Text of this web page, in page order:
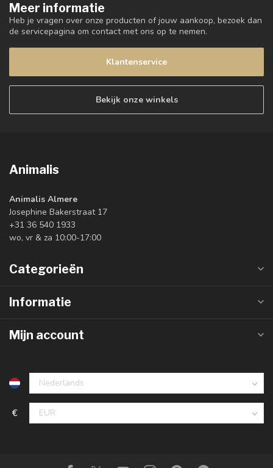
Meer informatie
Heb je vragen over onze producten of jouw aankoop, bezoek dan
de servicepagina om contact met ons op te nemen.
Klantenservice
Bekijk onze winkels
Animalis
Animalis Almere
Josephine Bakerstraat 17
+31 36 540 1933
wo, vr & za 10:00-17:00
Categorieën
Informatie
Mijn account
€